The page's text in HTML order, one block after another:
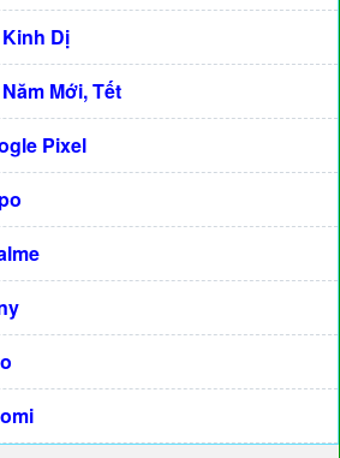
Dị
Mới, Tết
Pixel